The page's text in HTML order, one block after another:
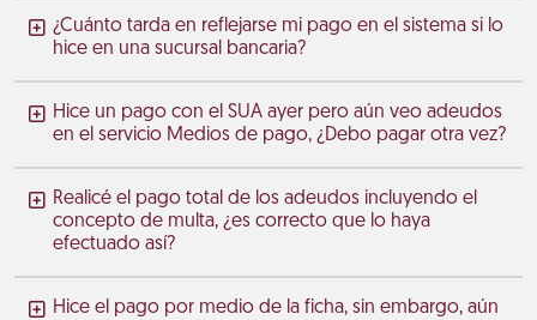
¿Cuánto tarda en reflejarse mi pago en el sistema si lo
hice en una sucursal bancaria?
Hice un pago con el SUA ayer pero aún veo adeudos
en el servicio Medios de pago, ¿Debo pagar otra vez?
Realicé el pago total de los adeudos incluyendo el
concepto de multa, ¿es correcto que lo haya
efectuado así?
Hice el pago por medio de la ficha, sin embargo, aún